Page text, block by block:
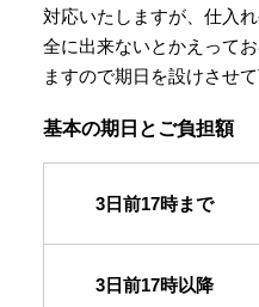
対応いたしますが、仕入
全に出来ないとかえって
ますので期日を設けさせ
基本の期日とご負担額
3日前17時まで
3日前17時以降